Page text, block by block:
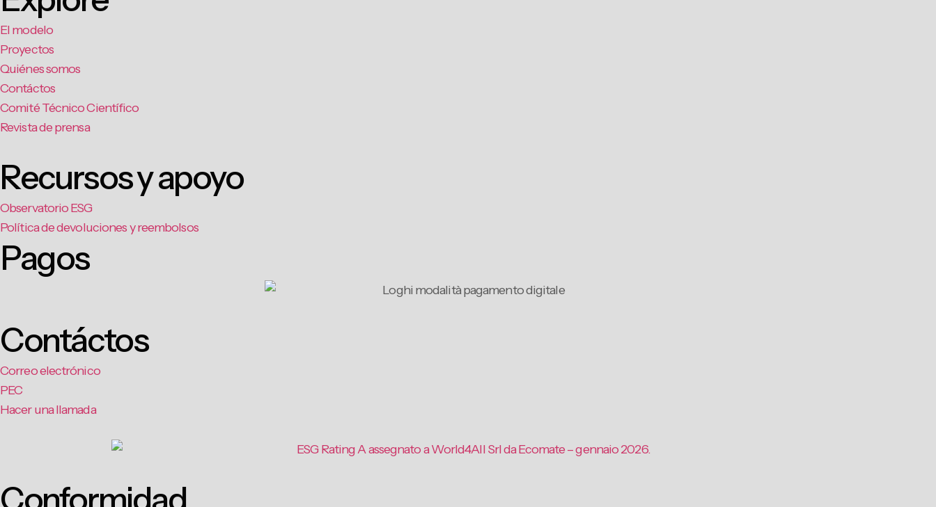
El modelo
Proyectos
Quiénes somos
Contáctos
Comité Técnico Científico
Revista de prensa
Recursos y apoyo
Observatorio ESG
Política de devoluciones y reembolsos
Pagos
Contáctos
Correo electrónico
PEC
Hacer una llamada